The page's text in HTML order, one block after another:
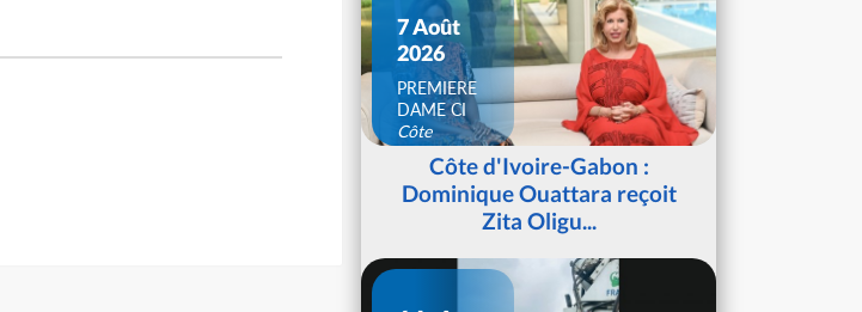
7 Août
2026
PREMIERE
DAME CI
Côte
d'IvoireCôte d'Ivoire-Gabon :
Dominique Ouattara reçoit
Zita Oligu...